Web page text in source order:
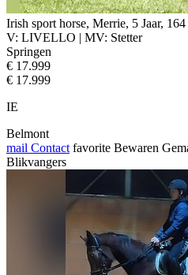
Irish sport horse, Merrie, 5 Jaar,
V: LIVELLO | MV: Stetter
Springen
€ 17.999
€ 17.999
IE
Belmont
mail Contact favorite Bewaren
Blikvangers